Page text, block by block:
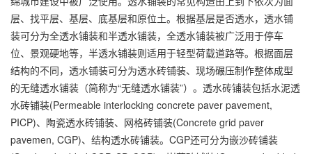
层、找平层、基层、底基层和原位土。根据基层是否透水，透水铺
装可分为全透水铺装和半透水铺装，全透水铺装被广泛用于停车
位、景观硬地等，半透水铺装则适用于轻型荷载道路等。根据面层
结构的不同，透水铺装可分为透水砖铺装、现场碾压制作整体成型
的无缝透水铺装（简称为“无缝透水铺装”）。透水砖铺装包括水泥透
水砖铺装(Permeable interlocking concrete paver pavement,
PICP)、陶瓷透水砖铺装、网格砖铺装(Concrete grid paver
pavemen, CGP)、结构透水砖铺装。CGP还可分为嵌沙砖铺装